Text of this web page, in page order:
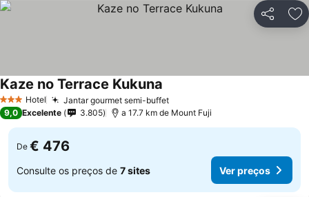
Partilhar
3 EstrelasHotel Jantar gourmet semi-buffetVer preços
Kaze no Terrace Kukuna
9,0 Excelente 3.805 a 17.7 km de Mount Fuji
De € 476
Consulte os preços de 7 sites Ver preços